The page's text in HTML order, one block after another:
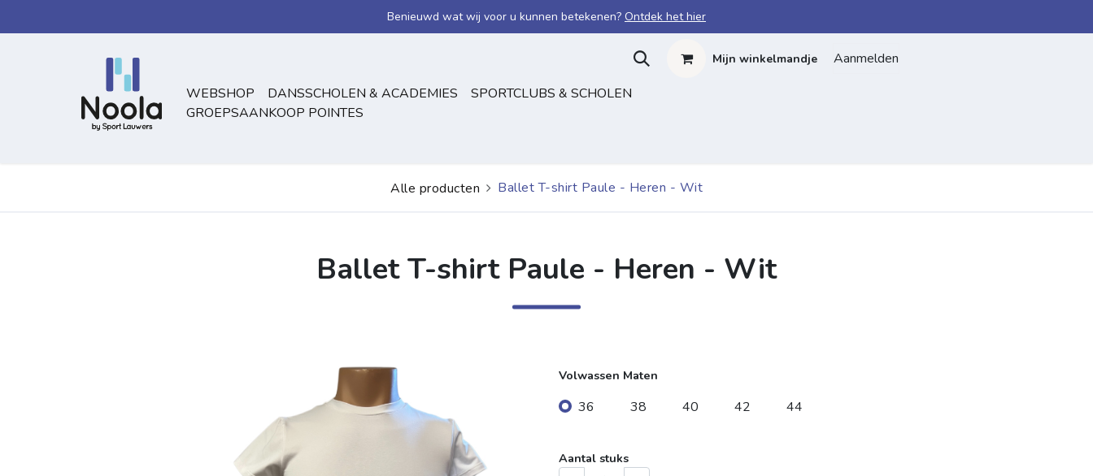
Benieuwd wat wij voor u kunnen betekenen? Ontdek het hier
Mijn winkelmandje
Aanmelden
WEBSHOP
DANSSCHOLEN & ACADEMIES
SPORTCLUBS & SCHOLEN
GROEPSAANKOOP POINTES
Alle producten Ballet T-shirt Paule - Heren - Wit
Ballet T-shirt Paule - Heren - Wit
Volwassen Maten
36 38 40 42 44
Aantal stuks